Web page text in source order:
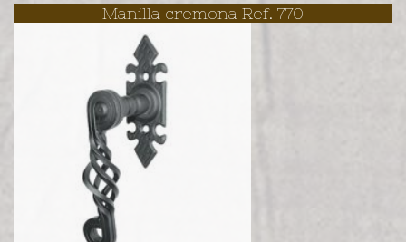
Manilla cremona Ref. 770